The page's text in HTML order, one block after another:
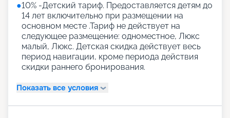
●10% -Детский тариф. Предоставляется детям до
14 лет включительно при размещении на
основном месте .Тариф не действует на
следующее размещение: одноместное, Люкс
малый, Люкс. Детская скидка действует весь
период навигации, кроме периода действия
скидки раннего бронирования.
Показать все условия